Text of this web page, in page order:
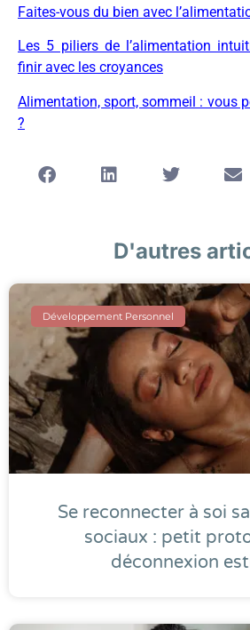
Faites-vous du bien avec
Les 5 piliers de l’alimentation
finir avec les croyances
Alimentation, sport, sommeil : vous
?
D'autres
Développement Personnel
Se reconnecter à soi
sociaux : petit
déconnexion